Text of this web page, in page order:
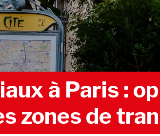
à Paris :
zones de